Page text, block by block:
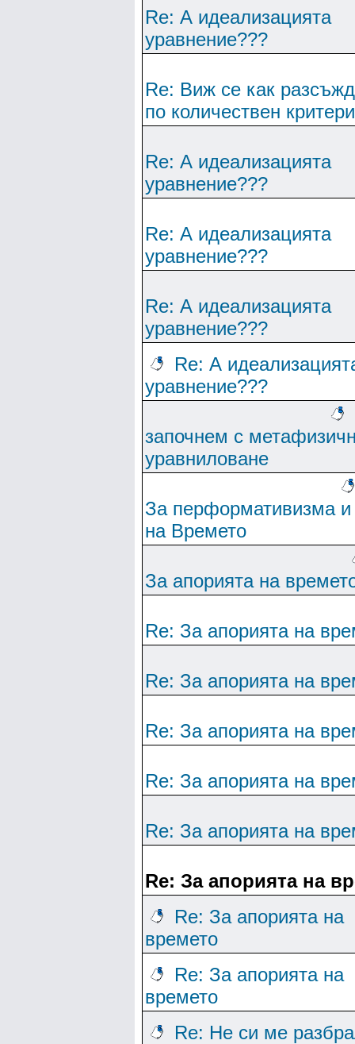
Re: А идеализацията
уравнение???
Re: Виж се как
по количествен
Re: А идеализацията
уравнение???
Re: А идеализацията
уравнение???
Re: А идеализацията
уравнение???
Re: А
уравнение???
започнем с
уравниловане
За перформативизма и
на Времето
За апорията на
Re: За апорията на
Re: За апорията на
Re: За апорията на
Re: За апорията на
Re: За апорията на
Re: За апорията на
Re: За апорията на
времето
Re: За апорията на
времето
Re: Не си ме